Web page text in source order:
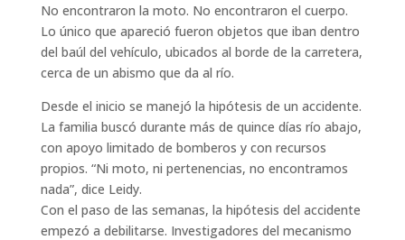
No encontraron la moto. No encontraron el cuerpo.
Lo único que apareció fueron objetos que iban dentro
del baúl del vehículo, ubicados al borde de la carretera,
cerca de un abismo que da al río.
Desde el inicio se manejó la hipótesis de un accidente.
La familia buscó durante más de quince días río abajo,
con apoyo limitado de bomberos y con recursos
propios. “Ni moto, ni pertenencias, no encontramos
nada”, dice Leidy.
Con el paso de las semanas, la hipótesis del accidente
empezó a debilitarse. Investigadores del mecanismo